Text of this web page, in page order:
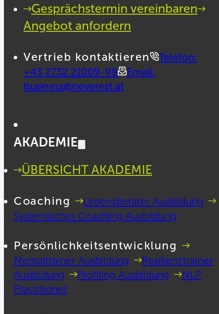
Gesprächstermin vereinbaren
Angebot anfordern
Vertrieb kontaktieren
Telefon:
+43 2732 21009-99
Email:
business@neverest.at
AKADEMIE
ÜBERSICHT AKADEMIE
Coaching
Lebensberater Ausbildung
Systemisches Coaching Ausbildung
Persönlichkeitsentwicklung
Mentaltrainer Ausbildung
Resilienztrainer
Ausbildung
Profiling Ausbildung
NLP
Practitioner